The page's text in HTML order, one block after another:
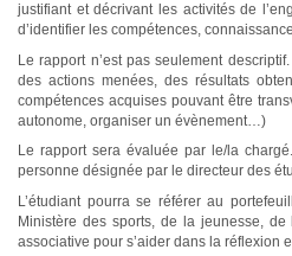
justifiant et décrivant les activités de
d’identifier les compétences,
Le rapport n’est pas seulement
des actions menées, des résultats
compétences acquises pouvant être
autonome, organiser un évènement…)
Le rapport sera évaluée par le/la
personne désignée par le directeur des
L’étudiant pourra se référer au
Ministère des sports, de la jeunesse,
associative pour s’aider dans la réflexion